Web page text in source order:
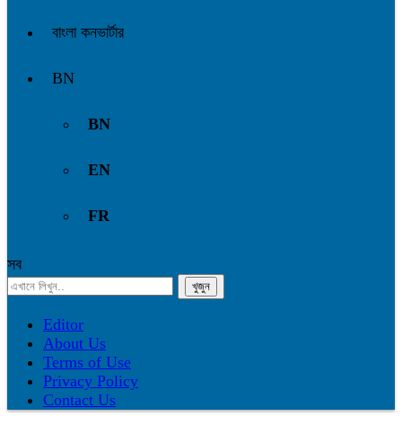
বাংলা কনভার্টার
BN
BN
EN
FR
সব
Editor
About Us
Terms of Use
Privacy Policy
Contact Us